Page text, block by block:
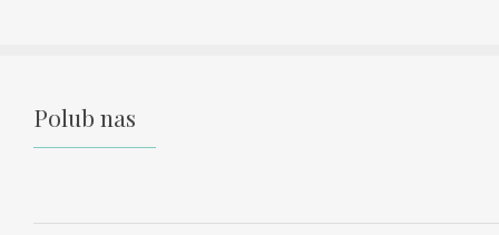
Polub nas